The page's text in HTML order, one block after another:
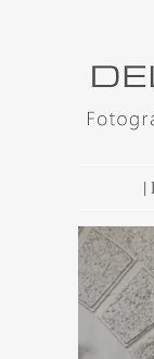
SKIP |